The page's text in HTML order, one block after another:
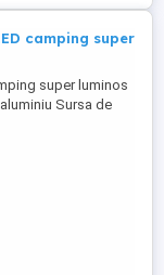
camping super
super luminos
Sursa de
800lm Culoare
AAA Tipul de